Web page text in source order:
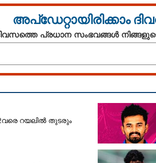
അപ്ഡേറ്റായിരിക്കാം
പ്രധാന സംഭവങ്ങൾ
റയലിൽ തുടരും